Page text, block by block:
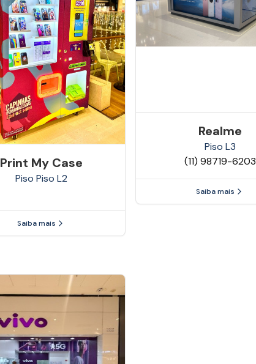
Print My Case
Piso Piso L2
Saiba mais
Realme
Piso L3
(11) 98719-6203
Saiba mais